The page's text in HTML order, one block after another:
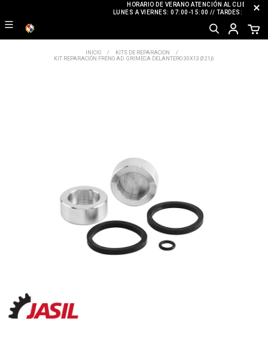
INICIO
KITS DE REPARACION
KIT REPARACIÓN FRENO AD. GRIMECA DELANTERO 30X13 Ø 21,6
HORARIO DE VERANO ATENCIÓN AL CLIENTE
LUNES A VIERNES: 07:00-15:00 // TARDES: